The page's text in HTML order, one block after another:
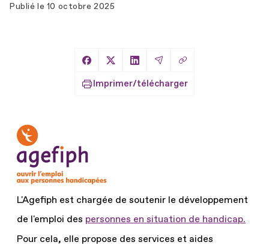
Publié le 10 octobre 2025
Partager sur Facebook
Partager sur X
Partager sur LinkedIn
Partager par Email
Copier le lien
Imprimer/télécharger
L'Agefiph est chargée de soutenir le développement
de l'emploi des personnes en situation de handicap.
Pour cela, elle propose des services et aides